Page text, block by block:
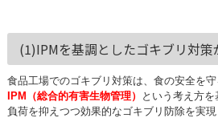
(1)IPMを基調としたゴキブリ対策
食品工場でのゴキブリ対策は、食の安全を守
IPM（総合的有害生物管理）
という考え方
負荷を抑えつつ効果的なゴキブリ防除を実現